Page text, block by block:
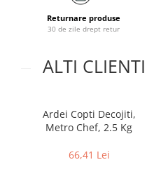
Solutie curatat geamuri
Stergatoare geam
Insecticide & capcane
Masini curatat pardoseli
Organizare si depozitare
Machiaj
Produse dezinfectante
Consumabile sanitare
Returnare produse
30 de zile drept retur
ALTI
Ardei Copti Decojiti,
Metro Chef, 2.5 Kg
66,41 Lei